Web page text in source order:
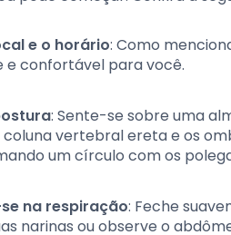
e o horário: Como
e confortável para você.
: Sente-se sobre uma
vertebral ereta e os
um círculo com os
na respiração: Feche
narinas ou observe o